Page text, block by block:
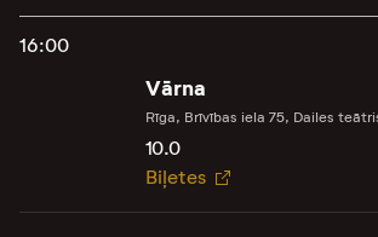
16:00
Vārna
Rīga, Brīvības iela 75, Dailes
10.0
Biļetes